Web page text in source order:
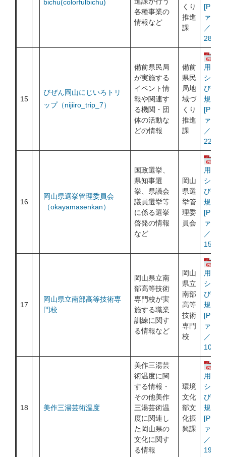
bichu(colorfulbichu)
各種事業の
情報など
くり
推進
課
[PDF
ァイル
／
15
びぜん岡山にじいろトリ
ップ（nijiiro_trip_7）
備前県民局
が実施する
イベント情
報や関連す
る機関・団
体の活動な
どの情報
備前
県民
局地
域づ
くり
推進
課
用ポリ
シー及
び利用
規約
[PDF
ァイル
／
16
岡山県選挙管理委員会
（okayamasenkan）
国政選挙、
県知事選
挙、県議会
議員選挙等
に係る選挙
啓発の情報
など
岡山
県選
挙管
理委
員会
用ポリ
シー及
び利用
規約
[PDF
ァイル
／
17
岡山県立南部高等技術専
門校
岡山県立南
部高等技術
専門校が実
施する職業
訓練に関す
る情報など
岡山
県立
南部
高等
技術
専門
校
用ポリ
シー及
び利用
規約
[PDF
ァイル
／
18 美作三湯芸術温度
美作三湯芸
術温度に関
する情報・
その他美作
三湯芸術温
度に関連し
た岡山県の
文化に関す
る情報
環境
文化
部文
化振
興課
用ポリ
シー及
び利用
規約
[PDF
ァイル
／